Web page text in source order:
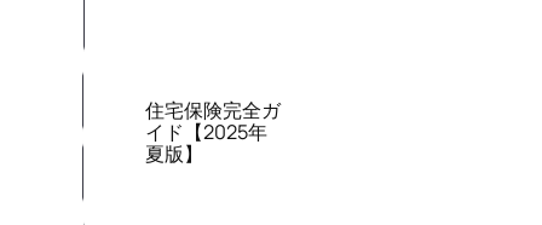
住宅保険完全ガ
イド【2025年
夏版】